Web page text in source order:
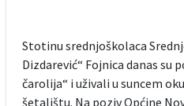
Stotinu srednjoškolaca
Dizdarević“ Fojnica danas
čarolija“ i uživali u suncem
šetalištu. Na poziv Općine